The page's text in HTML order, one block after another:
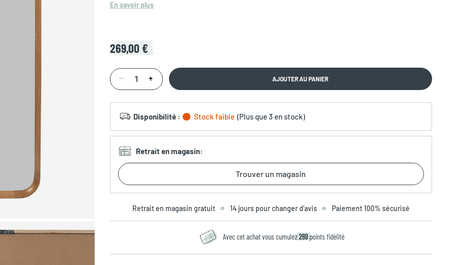
En savoir plus
269,00 €
AJOUTER AU PANIER
Disponibilité : Stock faible (Plus que3 en stock)
Retrait en magasin:
Trouver un magasin
Retrait en magasin gratuit 14 jours pour changer d’avis Paiement 100% sécurisé
Avec cet achat vous cumulez269 points fidélité